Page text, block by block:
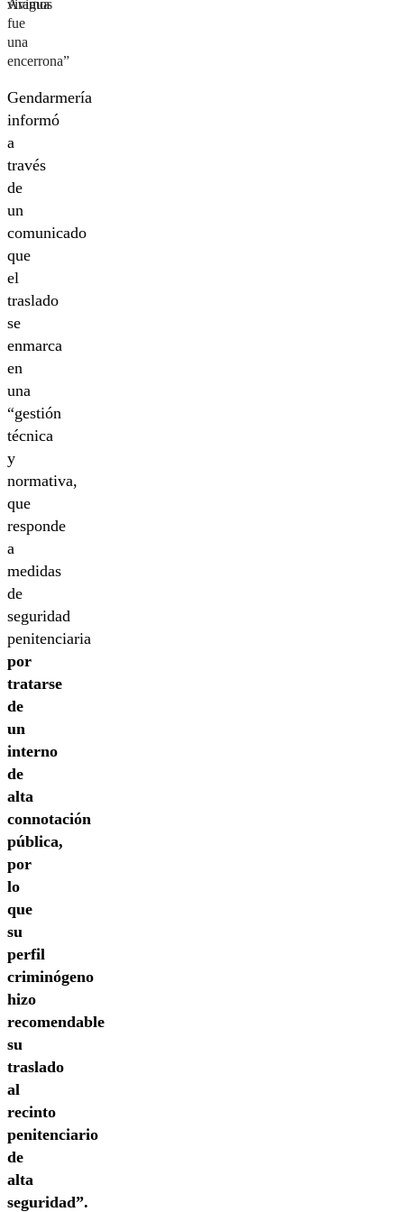
vivimos
fue
una
encerrona”
Aragua
Gendarmería
informó
a
través
de
un
comunicado
que
el
traslado
se
enmarca
en
una
“gestión
técnica
y
normativa,
que
responde
a
medidas
de
seguridad
penitenciaria
por
tratarse
de
un
interno
de
alta
connotación
pública,
por
lo
que
su
perfil
criminógeno
hizo
recomendable
su
traslado
al
recinto
penitenciario
de
alta
seguridad”.